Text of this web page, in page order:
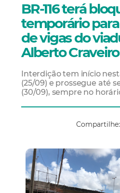
BR-116 terá
temporário
de vigas do
Alberto Craveiro
Interdição tem início
(25/09) e prossegue até
(30/09), sempre no
Compartilhe: